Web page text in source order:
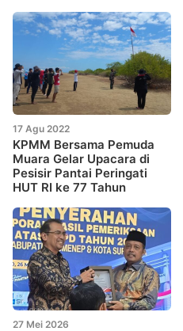
17 Agu 2022
KPMM Bersama Pemuda
Muara Gelar Upacara di
Pesisir Pantai Peringati
HUT RI ke 77 Tahun
27 Mei 2026